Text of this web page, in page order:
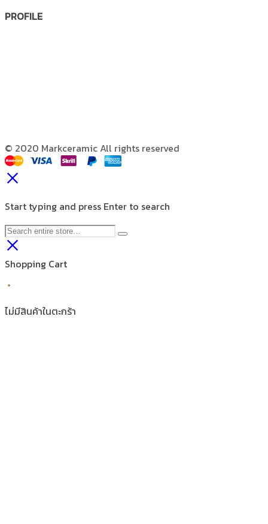
PROFILE
© 2020 Markceramic All rights reserved
Start typing and press Enter to search
Shopping Cart
ไม่มีสินค้าในตะกร้า